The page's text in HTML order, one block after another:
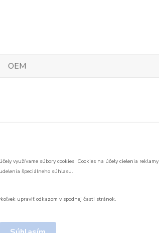
OEM
využívame súbory cookies. Cookies na účely cielenia reklamy
špeciálneho súhlasu.
upraviť odkazom v spodnej časti stránok.